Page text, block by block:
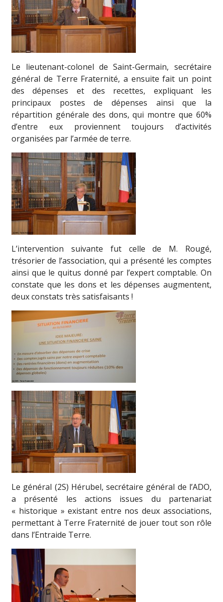
Le lieutenant-colonel de Saint-Germain, secrétaire
général de Terre Fraternité, a ensuite fait un point
des dépenses et des recettes, expliquant les
principaux postes de dépenses ainsi que la
répartition générale des dons, qui montre que 60%
d’entre eux proviennent toujours d’activités
organisées par l’armée de terre.
L’intervention suivante fut celle de M. Rougé,
trésorier de l’association, qui a présenté les comptes
ainsi que le quitus donné par l’expert comptable. On
constate que les dons et les dépenses augmentent,
deux constats très satisfaisants !
Le général (2S) Hérubel, secrétaire général de l’ADO,
a présenté les actions issues du partenariat
« historique » existant entre nos deux associations,
permettant à Terre Fraternité de jouer tout son rôle
dans l’Entraide Terre.